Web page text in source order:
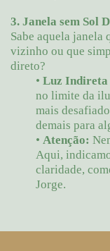
3. Janela sem Sol
Sabe aquela janela
vizinho ou que
direto?
• Luz Indireta
no limite da
mais
demais para
• Atenção:
Aqui,
claridade,
Jorge.